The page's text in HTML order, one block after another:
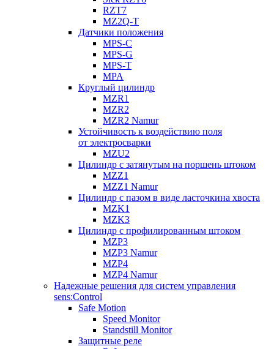
RZT7
MZ2Q-T
Датчики положения
MPS-C
MPS-G
MPS-T
MPA
Круглый цилиндр
MZR1
MZR2
MZR2 Namur
Устойчивость к воздействию поля
от электросварки
MZU2
Цилиндр с затянутым на поршень штоком
MZZ1
MZZ1 Namur
Цилиндр с пазом в виде ласточкина хвоста
MZK1
MZK3
Цилиндр с профилированным штоком
MZP3
MZP3 Namur
MZP4
MZP4 Namur
Надежные решения для систем управления
sens:Control
Safe Motion
Speed Monitor
Standstill Monitor
Защитные реле